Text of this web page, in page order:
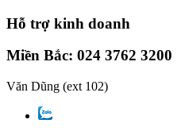
Hỗ trợ kinh doanh
Miền Bắc: 024 3762 3200
Văn Dũng (ext 102)